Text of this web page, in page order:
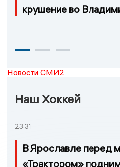
крушение во
Новости СМИ2
Наш Хоккей
23:31
В Ярославле перед
«Трактором»